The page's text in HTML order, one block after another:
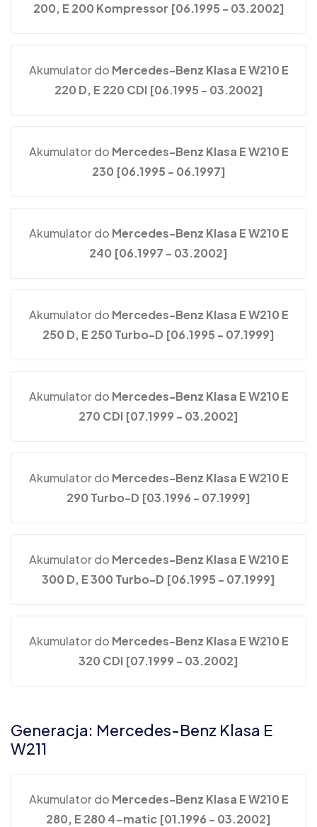
200, E 200 Kompressor [06.1995 - 03.2002]
Akumulator do Mercedes-Benz Klasa E W210 E
220 D, E 220 CDI [06.1995 - 03.2002]
Akumulator do Mercedes-Benz Klasa E W210 E
230 [06.1995 - 06.1997]
Akumulator do Mercedes-Benz Klasa E W210 E
240 [06.1997 - 03.2002]
Akumulator do Mercedes-Benz Klasa E W210 E
250 D, E 250 Turbo-D [06.1995 - 07.1999]
Akumulator do Mercedes-Benz Klasa E W210 E
270 CDI [07.1999 - 03.2002]
Akumulator do Mercedes-Benz Klasa E W210 E
290 Turbo-D [03.1996 - 07.1999]
Akumulator do Mercedes-Benz Klasa E W210 E
300 D, E 300 Turbo-D [06.1995 - 07.1999]
Akumulator do Mercedes-Benz Klasa E W210 E
320 CDI [07.1999 - 03.2002]
Generacja: Mercedes-Benz Klasa E
W211
Akumulator do Mercedes-Benz Klasa E W210 E
280, E 280 4-matic [01.1996 - 03.2002]